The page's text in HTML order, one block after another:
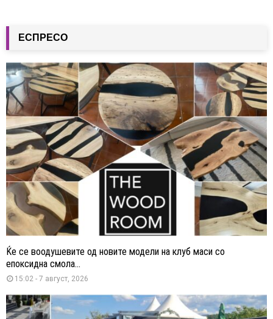
ЕСПРЕСО
Ќе се воодушевите од новите модели на клуб маси со
епоксидна смола...
15:02 - 7 август, 2026